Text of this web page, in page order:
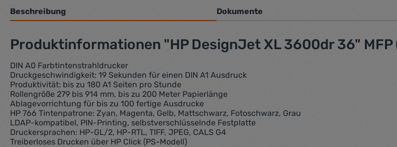
Beschreibung Dokumente
Produktinformationen "HP DesignJet XL 3600dr 36" MFP
DIN A0 Farbtintenstrahldrucker
Druckgeschwindigkeit: 19 Sekunden für einen DIN A1 Ausdruck
Produktivität: bis zu 180 A1 Seiten pro Stunde
Rollengröße 279 bis 914 mm, bis zu 200 Meter Papierlänge
Ablagevorrichtung für bis zu 100 fertige Ausdrucke
HP 766 Tintenpatrone: Zyan, Magenta, Gelb, Mattschwarz, Fotoschwarz, Grau
LDAP-kompatibel, PIN-Printing, selbstverschlüsselnde Festplatte
Druckersprachen: HP-GL/2, HP-RTL, TIFF, JPEG, CALS G4
Treiberloses Drucken über HP Click (PS-Modell)